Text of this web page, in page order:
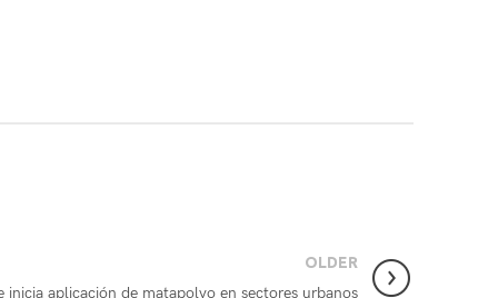
OLDER
inicia aplicación de matapolvo en sectores urbanos